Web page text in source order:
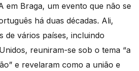
em Braga, um evento que não se
há duas décadas. Ali,
de vários países, incluindo
reuniram-se sob o tema “a
e revelaram como a união e